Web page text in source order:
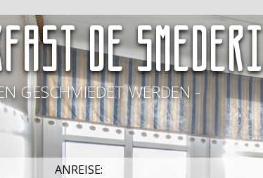
De
GESCHMIEDET WERDEN -
ANREISE: